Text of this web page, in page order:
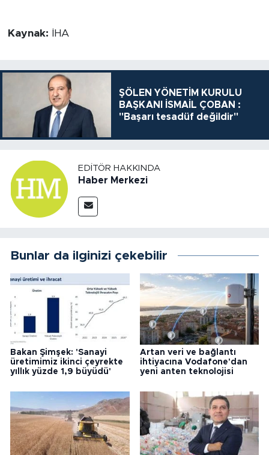
Kaynak: İHA
ŞÖLEN YÖNETİM KURULU
BAŞKANI İSMAİL ÇOBAN :
"Başarı tesadüf değildir"
EDITÖR HAKKINDA
Haber Merkezi
Bunlar da ilginizi çekebilir
Bakan Şimşek: 'Sanayi
üretimimiz ikinci çeyrekte
yıllık yüzde 1,9 büyüdü'
Artan veri ve bağlantı
ihtiyacına Vodafone'dan
yeni anten teknolojisi